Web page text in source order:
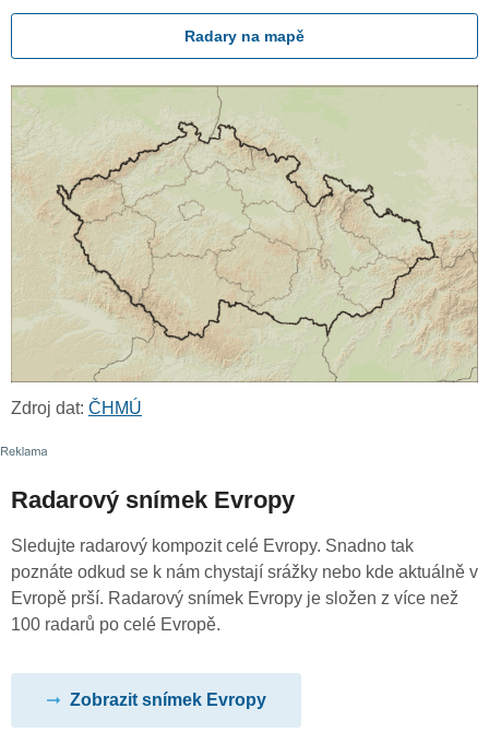
Radary na mapě
Zdroj dat: ČHMÚ
Radarový snímek Evropy
Sledujte radarový kompozit celé Evropy. Snadno tak
poznáte odkud se k nám chystají srážky nebo kde aktuálně v
Evropě prší. Radarový snímek Evropy je složen z více než
100 radarů po celé Evropě.
Zobrazit snímek Evropy